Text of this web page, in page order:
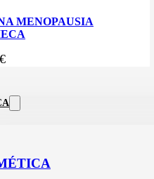
MENOPAUSIA
€